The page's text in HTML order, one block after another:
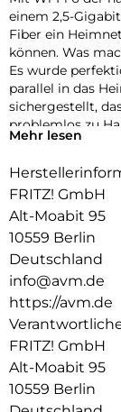
einem 2,5-
Fiber ein
können. Was
Es wurde
parallel in das
sichergestellt,
problemlos zu
Die FRITZ!Box
Ihre Videos,
Zuhauses, Ihrer
funktioniert es?
einzigen
und optimieren
Mit Mesh
Streamen oder
Fernsehen und
Medien auf Sie.
Direkt an jeden
Mehr lesen
FRITZ! GmbH
Alt-Moabit 95
10559 Berlin
Deutschland
info@avm.de
https://avm.de
FRITZ! GmbH
Alt-Moabit 95
10559 Berlin